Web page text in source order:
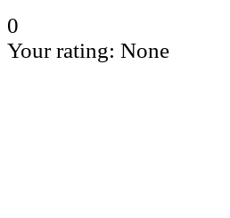
0
Your rating: None